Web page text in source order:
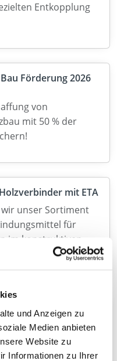
und Anzeigen zu
Medien anbieten
Website zu
Informationen zu Ihrer
Entkopplung
Förderung 2026
von
mit 50 % der
mit ETA
unser Sortiment
für
im konstruktiven
für den
(CLT)
setzen auf